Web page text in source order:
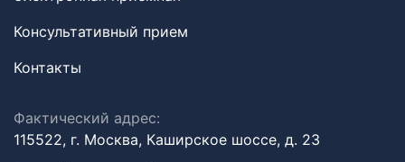
Консультативный прием
Контакты
Фактический адрес:
115522, г. Москва, Каширское шоссе, д. 23